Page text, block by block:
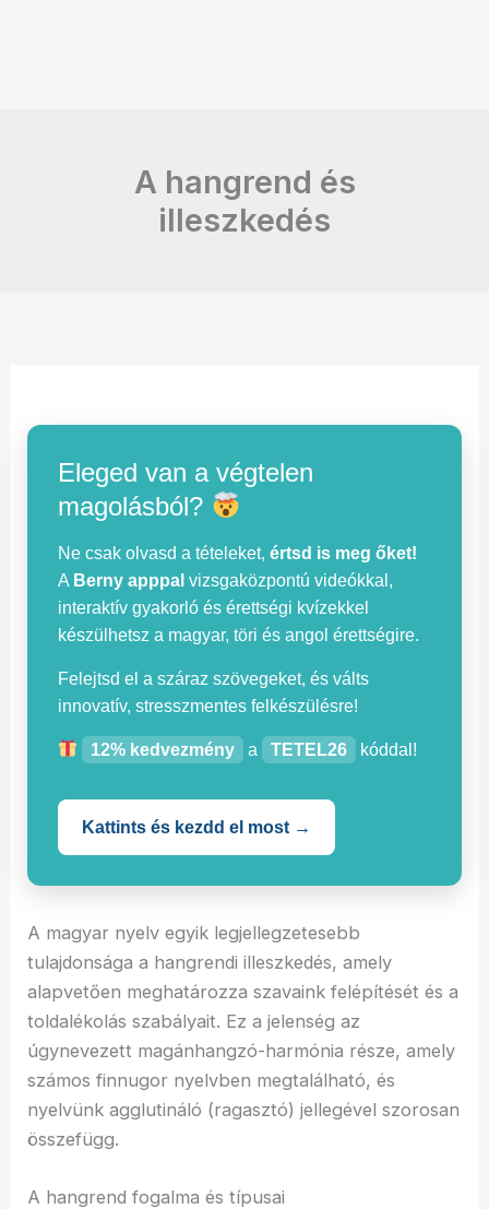
A hangrend és
illeszkedés
Eleged van a végtelen
magolásból?
Ne csak olvasd a tételeket,értsd is meg őket!
A Berny apppal vizsgaközpontú videókkal,
interaktív gyakorló és érettségi kvízekkel
készülhetsz a magyar, töri és angol érettségire.
Felejtsd el a száraz szövegeket, és válts
innovatív, stresszmentes felkészülésre!
12% kedvezmény a TETEL26 kóddal!
Kattints és kezdd el most →
A magyar nyelv egyik legjellegzetesebb
tulajdonsága a hangrendi illeszkedés, amely
alapvetően meghatározza szavaink felépítését és a
toldalékolás szabályait. Ez a jelenség az
úgynevezett magánhangzó-harmónia része, amely
számos finnugor nyelvben megtalálható, és
nyelvünk agglutináló (ragasztó) jellegével szorosan
összefügg.
A hangrend fogalma és típusai